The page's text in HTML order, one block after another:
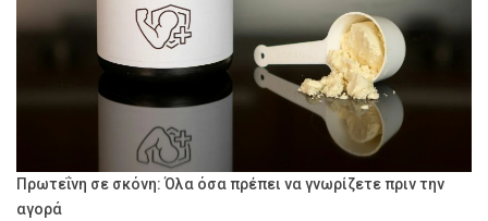
Πρωτεΐνη σε σκόνη: Όλα όσα πρέπει να γνωρίζετε πριν την
αγορά